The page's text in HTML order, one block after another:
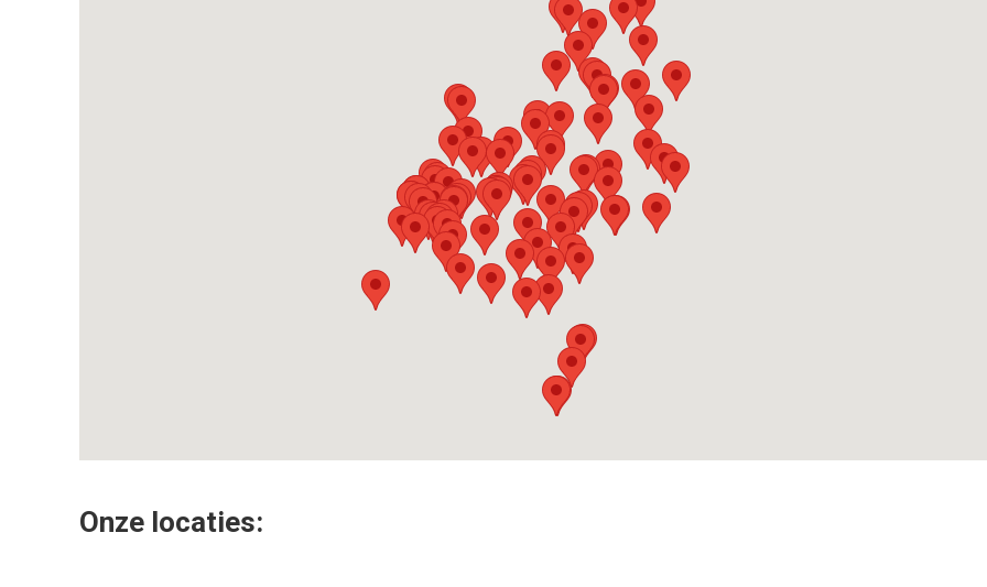
Onze locaties: